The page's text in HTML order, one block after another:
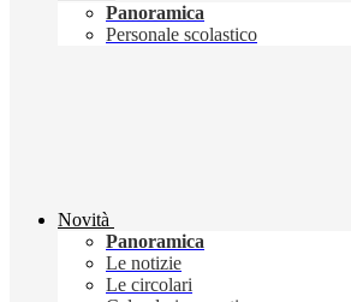
Panoramica
Personale scolastico
Novità
Panoramica
Le notizie
Le circolari